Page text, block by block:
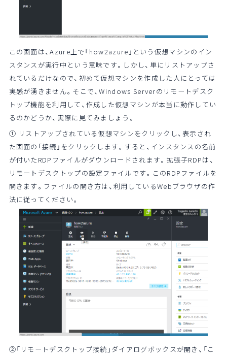
この画面は、Azure上で「how2azure」という仮想マシンのイン
スタンスが実行中という意味です。しかし、単にリストアップさ
れているだけなので、初めて仮想マシンを作成した人にとっては
実感が湧きません。そこで、Windows Serverのリモートデスク
トップ機能を利用して、作成した仮想マシンが本当に動作してい
るのかどうか、実際に見てみましょう。
① リストアップされている仮想マシンをクリックし、表示され
た画面の「接続」をクリックします。すると、インスタンスの名前
が付いたRDPファイルがダウンロードされます。拡張子RDPは、
リモートデスクトップの設定ファイルです。このRDPファイルを
開きます。ファイルの開き方は、利用しているWebブラウザの作
法に従ってください。
②「リモートデスクトップ接続」ダイアログボックスが開き、「こ